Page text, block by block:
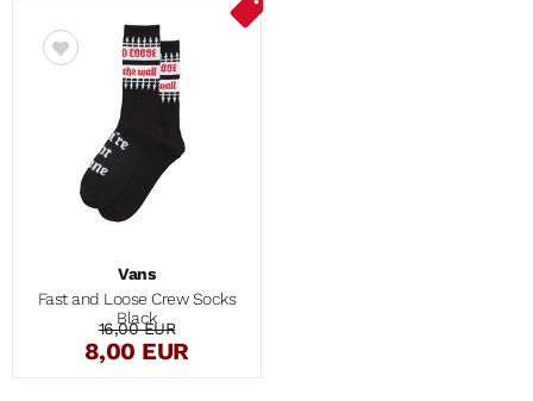
Vans
Fast and Loose Crew Socks
Black
16,00 EUR
8,00 EUR